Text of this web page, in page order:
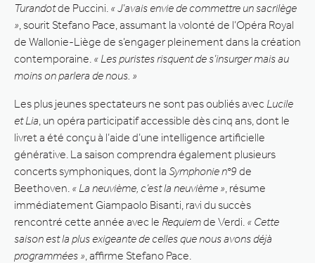
Turandotde Puccini. « J’avais envie de commettre un sacrilège
» , sourit Stefano Pace, assumant la volonté de l’Opéra Royal
de Wallonie-Liège de s’engager pleinement dans la création
contemporaine. « Les puristes risquent de s’insurger mais au
moins on parlera de nous. »
Les plus jeunes spectateurs ne sont pas oubliés avec Lucile
et Lia , un opéra participatif accessible dès cinq ans, dont le
livret a été conçu à l’aide d’une intelligence artificielle
générative. La saison comprendra également plusieurs
concerts symphoniques, dont la Symphonie n°9 de
Beethoven. « La neuvième, c’est la neuvième » , résume
immédiatement Giampaolo Bisanti, ravi du succès
rencontré cette année avec le Requiemde Verdi. « Cette
saison est la plus exigeante de celles que nous avons déjà
programmées » , affirme Stefano Pace.